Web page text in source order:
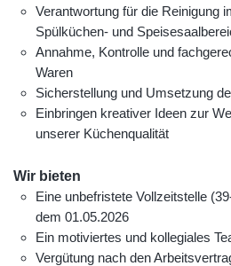
Verantwortung für die Reinigung
Spülküchen- und
Annahme, Kontrolle und
Waren
Sicherstellung und Umsetzung
Einbringen kreativer Ideen zur
unserer Küchenqualität
Wir bieten
Eine unbefristete Vollzeitstelle
dem 01.05.2026
Ein motiviertes und kollegiales
Vergütung nach den